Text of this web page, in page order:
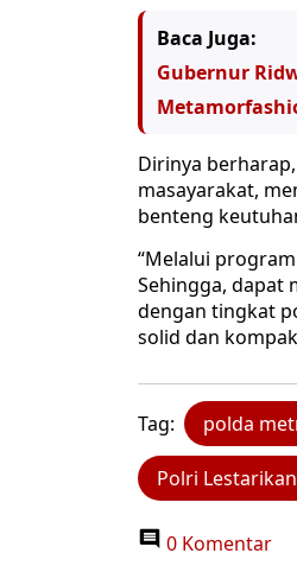
Baca Juga:
Gubernur
Dirinya
masayarakat,
benteng
“Melalui
Sehingga, dapat
dengan tingkat
solid dan
Tag: polda
Polri
0 Komentar